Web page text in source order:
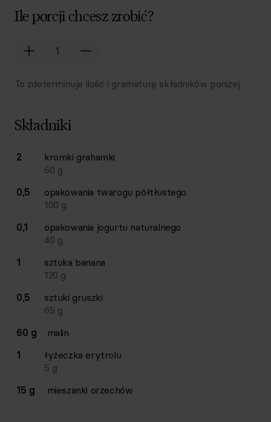
Ile porcji chcesz zrobić?
To zdeterminuje ilość i gramaturę składników poniżej.
Składniki
Lista składników przepisu z ilościami i wagami
Ilość Składnik
2 kromki grahamki
60 g
0,5
opakowania twarogu półtłustego
100 g
0,1
opakowania jogurtu naturalnego
40 g
1
sztuka banana
120 g
0,5
sztuki gruszki
65 g
60 g
malin
1
łyżeczka erytrolu
5 g
15 g
mieszanki orzechów